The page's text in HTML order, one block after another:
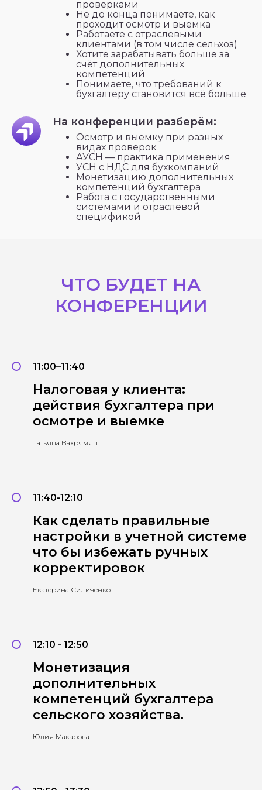
проверками
Не до конца понимаете, как
проходит осмотр и выемка
Работаете с отраслевыми
клиентами (в том числе сельхоз)
Хотите зарабатывать больше за
счёт дополнительных
компетенций
Понимаете, что требований к
бухгалтеру становится всё больше
На конференции разберём:
Осмотр и выемку при разных
видах проверок
АУСН — практика применения
УСН с НДС для бухкомпаний
Монетизацию дополнительных
компетенций бухгалтера
Работа с государственными
системами и отраслевой
спецификой
ЧТО БУДЕТ НА
КОНФЕРЕНЦИИ
11:00–11:40
Налоговая у клиента:
действия бухгалтера при
осмотре и выемке
Татьяна Вахрямян
11:40-12:10
Как сделать правильные
настройки в учетной системе
что бы избежать ручных
корректировок
Екатерина Сидиченко
12:10 - 12:50
Монетизация
дополнительных
компетенций бухгалтера
сельского хозяйства.
Юлия Макарова